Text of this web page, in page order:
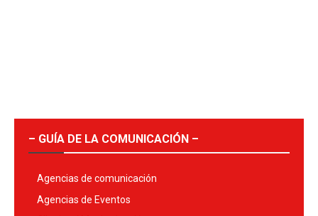
– GUÍA DE LA COMUNICACIÓN –
Agencias de comunicación
Agencias de Eventos